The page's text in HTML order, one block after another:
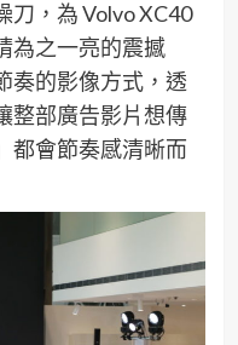
，為 Volvo XC40
為之一亮的震撼
奏的影像方式，透
整部廣告影片想傳
都會節奏感清晰而